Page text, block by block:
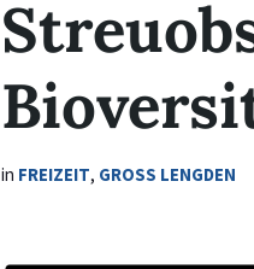
in FREIZEIT, GROSS LENGDEN